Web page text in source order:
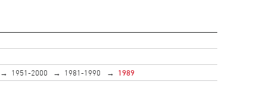
1951-2000 1981-1990
1989